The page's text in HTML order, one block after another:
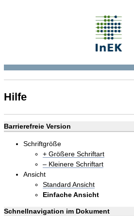
Hilfe
Barrierefreie Version
Schriftgröße
+ Größere Schriftart
– Kleinere Schriftart
Ansicht
Standard Ansicht
Einfache Ansicht
Schnellnavigation im Dokument